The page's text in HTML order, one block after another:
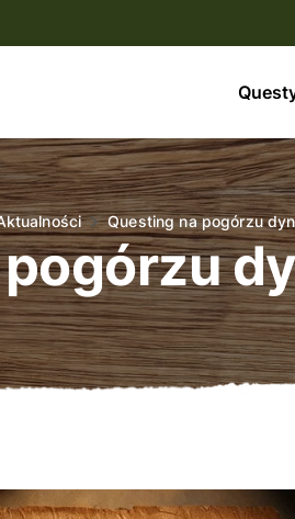
O nas
Oferta
Aktualności
Kontakt
Questing na pogórzu